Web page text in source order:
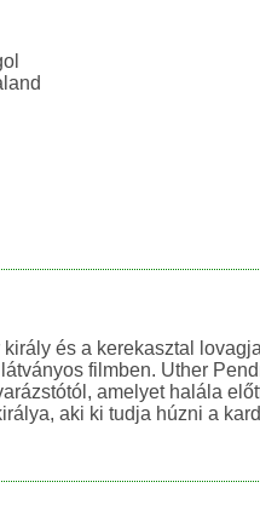
kaland
és a kerekasztal
filmben. Uther
amelyet halála
aki ki tudja húzni a